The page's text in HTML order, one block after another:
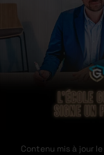
Contenu mis à jour le